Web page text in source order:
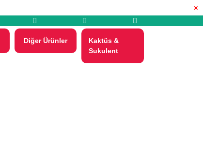
×
Diğer Ürünler
Kaktüs &
Sukulent